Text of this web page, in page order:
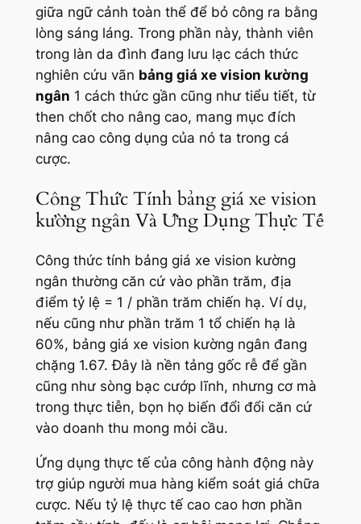
giữa ngữ cảnh toàn thể để bỏ công ra bằng
lòng sáng láng. Trong phần này, thành viên
trong làn da đình đang lưu lạc cách thức
nghiên cứu vãn bảng giá xe vision kường
ngân 1 cách thức gần cũng như tiểu tiết, từ
then chốt cho nâng cao, mang mục đích
nâng cao công dụng của nó ta trong cá
cược.
Công Thức Tính bảng giá xe vision
kường ngân Và Ứng Dụng Thực Tế
Công thức tính bảng giá xe vision kường
ngân thường căn cứ vào phần trăm, địa
điểm tỷ lệ = 1 / phần trăm chiến hạ. Ví dụ,
nếu cũng như phần trăm 1 tổ chiến hạ là
60%, bảng giá xe vision kường ngân đang
chặng 1.67. Đây là nền tảng gốc rễ để gần
cũng như sòng bạc cướp lĩnh, nhưng cơ mà
trong thực tiễn, bọn họ biến đổi đổi căn cứ
vào doanh thu mong mỏi cầu.
Ứng dụng thực tế của công hành động này
trợ giúp người mua hàng kiểm soát giá chữa
cược. Nếu tỷ lệ thực tế cao cao hơn phần